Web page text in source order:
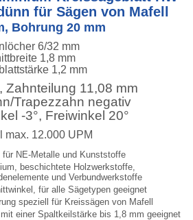
für Sägen von Mafell
Bohrung 20 mm
6/32 mm
1,8 mm
1,2 mm
, Zahnteilung 11,08 mm
Trapezzahn negativ
-3°, Freiwinkel 20°
max. 12.000 UPM
NE-Metalle und Kunststoffe
beschichtete Holzwerkstoffe,
und Verbundwerkstoffe
für alle Sägetypen geeignet
speziell für Kreissägen von Mafell
einer Spaltkeilstärke bis 1,8 mm geeignet